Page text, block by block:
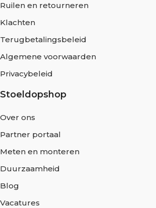
Ruilen en retourneren
Klachten
Terugbetalingsbeleid
Algemene voorwaarden
Privacybeleid
Stoeldopshop
Over ons
Partner portaal
Meten en monteren
Duurzaamheid
Blog
Vacatures